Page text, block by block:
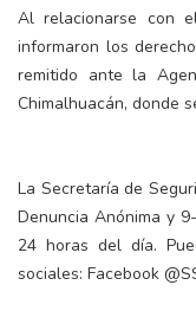
Al relacionarse con
informaron los
remitido ante la
Chimalhuacán, donde
La Secretaría de
Denuncia Anónima y
24 horas del día.
sociales: Facebook